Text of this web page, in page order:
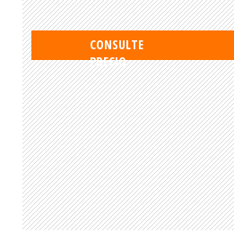
CONSULTE
PRECIO